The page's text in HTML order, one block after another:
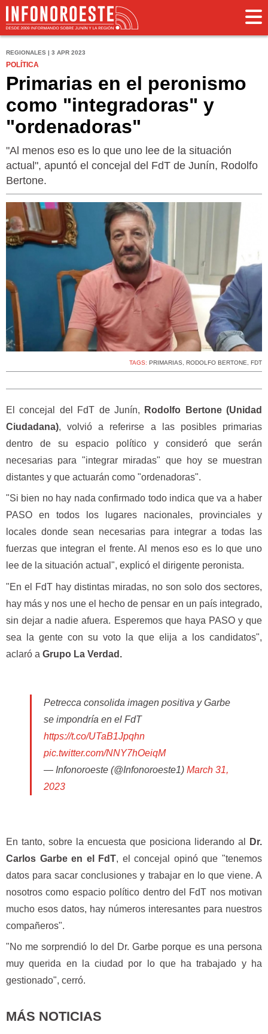
REGIONALES | 3 APR 2023
POLÍTICA
Primarias en el peronismo
como "integradoras" y
"ordenadoras"
"Al menos eso es lo que uno lee de la situación
actual", apuntó el concejal del FdT de Junín, Rodolfo
Bertone.
TAGS: PRIMARIAS, RODOLFO BERTONE, FDT
El concejal del FdT de Junín,
Rodolfo Bertone (Unidad
Ciudadana), volvió a referirse a las posibles primarias
dentro de su espacio político y consideró que serán
necesarias para "integrar miradas" que hoy se muestran
distantes y que actuarán como "ordenadoras".
"Si bien no hay nada confirmado todo indica que va a haber
PASO en todos los lugares nacionales, provinciales y
locales donde sean necesarias para integrar a todas las
fuerzas que integran el frente. Al menos eso es lo que uno
lee de la situación actual", explicó el dirigente peronista.
"En el FdT hay distintas miradas, no son solo dos sectores,
hay más y nos une el hecho de pensar en un país integrado,
sin dejar a nadie afuera. Esperemos que haya PASO y que
sea la gente con su voto la que elija a los candidatos",
aclaró a Grupo La Verdad.
Petrecca consolida imagen positiva y Garbe
se impondría en el FdT
https://t.co/UTaB1Jpqhn
pic.twitter.com/NNY7hOeiqM
— Infonoroeste (@Infonoroeste1) March 31,
2023
En tanto, sobre la encuesta que posiciona liderando al
Dr.
Carlos Garbe en el FdT, el concejal opinó que "tenemos
datos para sacar conclusiones y trabajar en lo que viene. A
nosotros como espacio político dentro del FdT nos motivan
mucho esos datos, hay números interesantes para nuestros
compañeros".
"No me sorprendió lo del Dr. Garbe porque es una persona
muy querida en la ciudad por lo que ha trabajado y ha
gestionado", cerró.
MÁS NOTICIAS